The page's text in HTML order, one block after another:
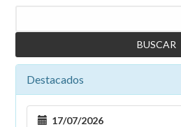
Destacados
17/07/2026